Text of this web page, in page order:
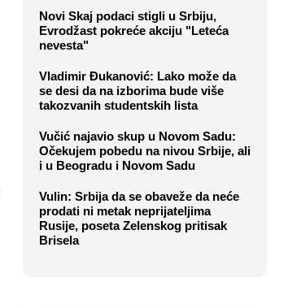
Novi Skaj podaci stigli u Srbiju,
Evrodžast pokreće akciju "Leteća
nevesta"
Vladimir Đukanović: Lako može da
se desi da na izborima bude više
takozvanih studentskih lista
Vučić najavio skup u Novom Sadu:
Očekujem pobedu na nivou Srbije, ali
i u Beogradu i Novom Sadu
Vulin: Srbija da se obaveže da neće
prodati ni metak neprijateljima
Rusije, poseta Zelenskog pritisak
Brisela